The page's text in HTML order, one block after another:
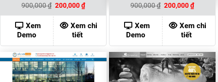
900,000₫ Giá
là:
900,000 ₫.
200,000₫Giá
hiện
tại
là:
200,000 ₫.
Xem
Demo
Xem chi
tiết
900,000₫ Giá
là:
900,000 ₫.
200,000₫Giá
hiện
tại
là:
Xem
Demo
Xem chi
tiết